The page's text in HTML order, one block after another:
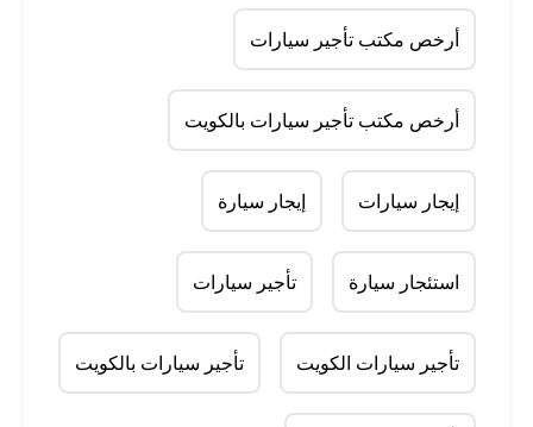
أرخص مكتب تأجير سيارات
أرخص مكتب تأجير سيارات بالكويت
إيجار سيارات إيجار سيارة
استئجار سيارة تأجير سيارات
تأجير سيارات الكويت تأجير سيارات بالكويت